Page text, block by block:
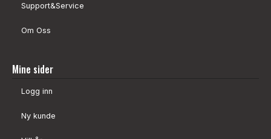
Support&Service
Om Oss
Mine sider
Logg inn
Ny kunde